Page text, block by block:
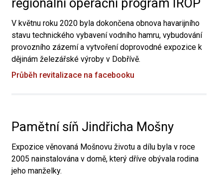
V květnu roku 2020 byla dokončena obnova havarijního
stavu technického vybavení vodního hamru, vybudování
provozního zázemí a vytvoření doprovodné expozice k
dějinám železářské výroby v Dobřívě.
Průběh revitalizace na facebooku
Pamětní síň Jindřicha Mošny
Expozice věnovaná Mošnovu životu a dílu byla v roce
2005 nainstalována v domě, který dříve obývala rodina
jeho manželky.